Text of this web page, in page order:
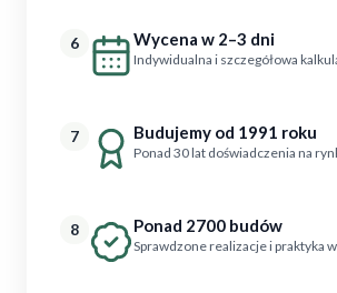
6 Wycena w 2–3 dni
Indywidualna i szczegółowa
7 Budujemy od 1991 roku
Ponad 30 lat doświadczenia na
8 Ponad 2700 budów
Sprawdzone realizacje i praktyka